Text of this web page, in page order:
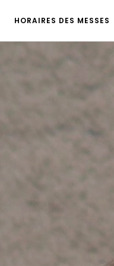
HORAIRES DES MESSES